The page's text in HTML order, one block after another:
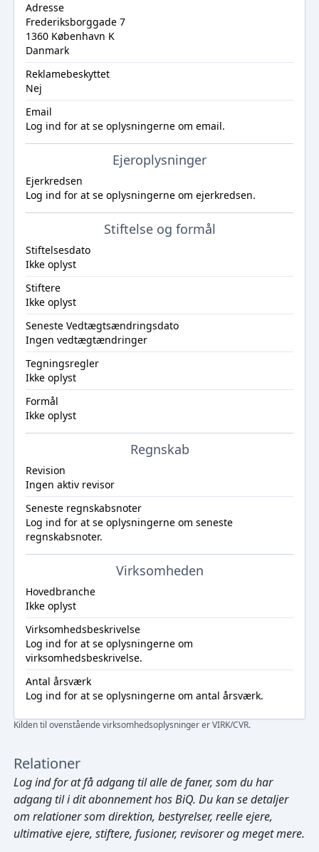
Cmd/Ctrl + K
Adresse
Frederiksborggade 7
1360 København K
Danmark
Reklamebeskyttet
Nej
Email
Log ind for at se oplysningerne om email.
Ejeroplysninger
Ejerkredsen
Log ind for at se oplysningerne om ejerkredsen.
Stiftelse og formål
Stiftelsesdato
Ikke oplyst
Stiftere
Ikke oplyst
Seneste Vedtægtsændringsdato
Ingen vedtægtændringer
Tegningsregler
Ikke oplyst
Formål
Ikke oplyst
Regnskab
Revision
Ingen aktiv revisor
Seneste regnskabsnoter
Log ind for at se oplysningerne om seneste
regnskabsnoter.
Virksomheden
Hovedbranche
Ikke oplyst
Virksomhedsbeskrivelse
Log ind for at se oplysningerne om
virksomhedsbeskrivelse.
Antal årsværk
Log ind for at se oplysningerne om antal årsværk.
Kilden til ovenstående virksomhedsoplysninger er VIRK/CVR.
Relationer
Log indfor at få adgang til alle de faner, som du har
adgang til i dit abonnement hos BiQ. Du kan se detaljer
om relationer som direktion, bestyrelser, reelle ejere,
ultimative ejere, stiftere, fusioner, revisorer og meget mere.